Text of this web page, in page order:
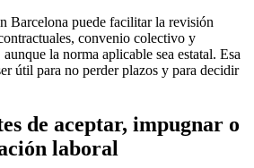
Barcelona puede facilitar la revisión
convenio colectivo y
la norma aplicable sea estatal. Esa
útil para no perder plazos y para decidir
de aceptar, impugnar o
laboral